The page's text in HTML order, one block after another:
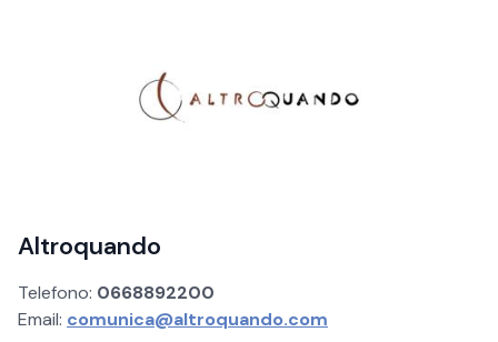
Altroquando
Telefono: 0668892200
Email: comunica@altroquando.com